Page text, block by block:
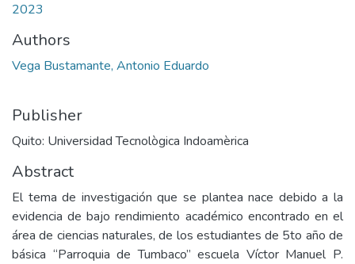
2023
Authors
Vega Bustamante, Antonio Eduardo
Publisher
Quito: Universidad Tecnològica Indoamèrica
Abstract
El tema de investigación que se plantea nace debido a la
evidencia de bajo rendimiento académico encontrado en el
área de ciencias naturales, de los estudiantes de 5to año de
básica “Parroquia de Tumbaco” escuela Víctor Manuel P.